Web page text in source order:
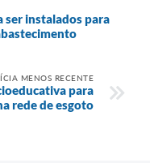
ser instalados para
MENOS RECENTE
para
rede de esgoto